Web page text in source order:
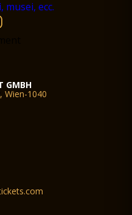
GMBH
Wien-1040